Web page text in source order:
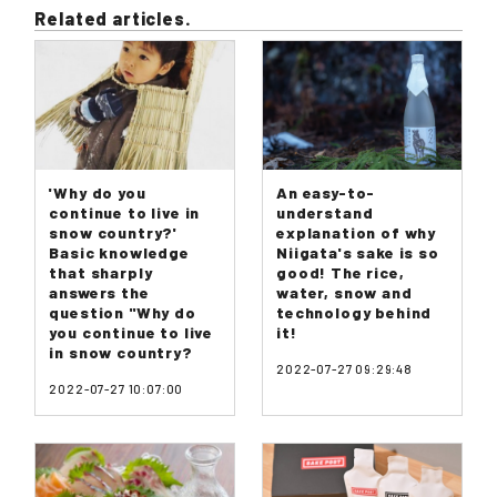
Related articles.
'Why do you
continue to live in
snow country?'
Basic knowledge
that sharply
answers the
question "Why do
you continue to live
in snow country?
2022-07-27 10:07:00
An easy-to-
understand
explanation of why
Niigata's sake is so
good! The rice,
water, snow and
technology behind
it!
2022-07-27 09:29:48